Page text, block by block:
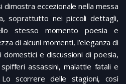
dimostra eccezionale nella messa
soprattutto nei piccoli dettagli,
stesso momento poesia e
di alcuni momenti, l’eleganza di
domestici e discussioni di poesia,
assassini, malattie fatali e
scorrere delle stagioni, così